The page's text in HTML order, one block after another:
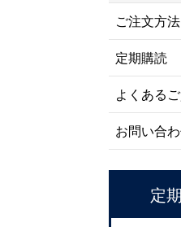
ご注文方
定期購読
よくある
お問い合
定